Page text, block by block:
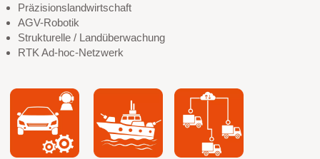
Präzisionslandwirtschaft
AGV-Robotik
Strukturelle / Landüberwachung
RTK Ad-hoc-Netzwerk